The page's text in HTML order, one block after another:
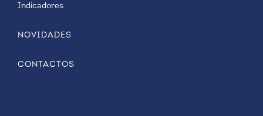
Indicadores
NOVIDADES
CONTACTOS